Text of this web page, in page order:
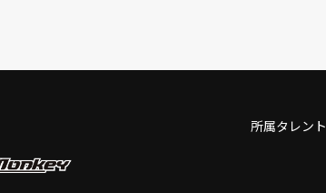
所属タレント